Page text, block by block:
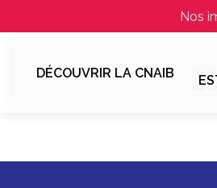
Nos
DÉCOUVRIR LA CNAIB